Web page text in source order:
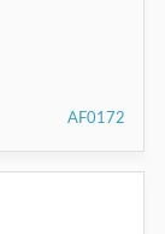
AF0172